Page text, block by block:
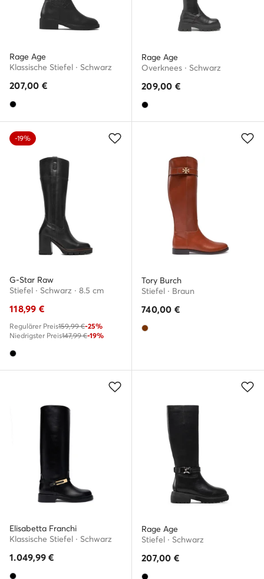
Rage Age
Klassische Stiefel · Schwarz
207,00 €
Rage Age
Overknees · Schwarz
209,00 €
-19%
G-Star Raw
Stiefel · Schwarz · 8.5 cm
118,99 €
Regulärer Preis159,99 €-25%
Niedrigster Preis147,99 €-19%
Tory Burch
Stiefel · Braun
740,00 €
Elisabetta Franchi
Klassische Stiefel · Schwarz
1.049,99 €
Rage Age
Stiefel · Schwarz
207,00 €